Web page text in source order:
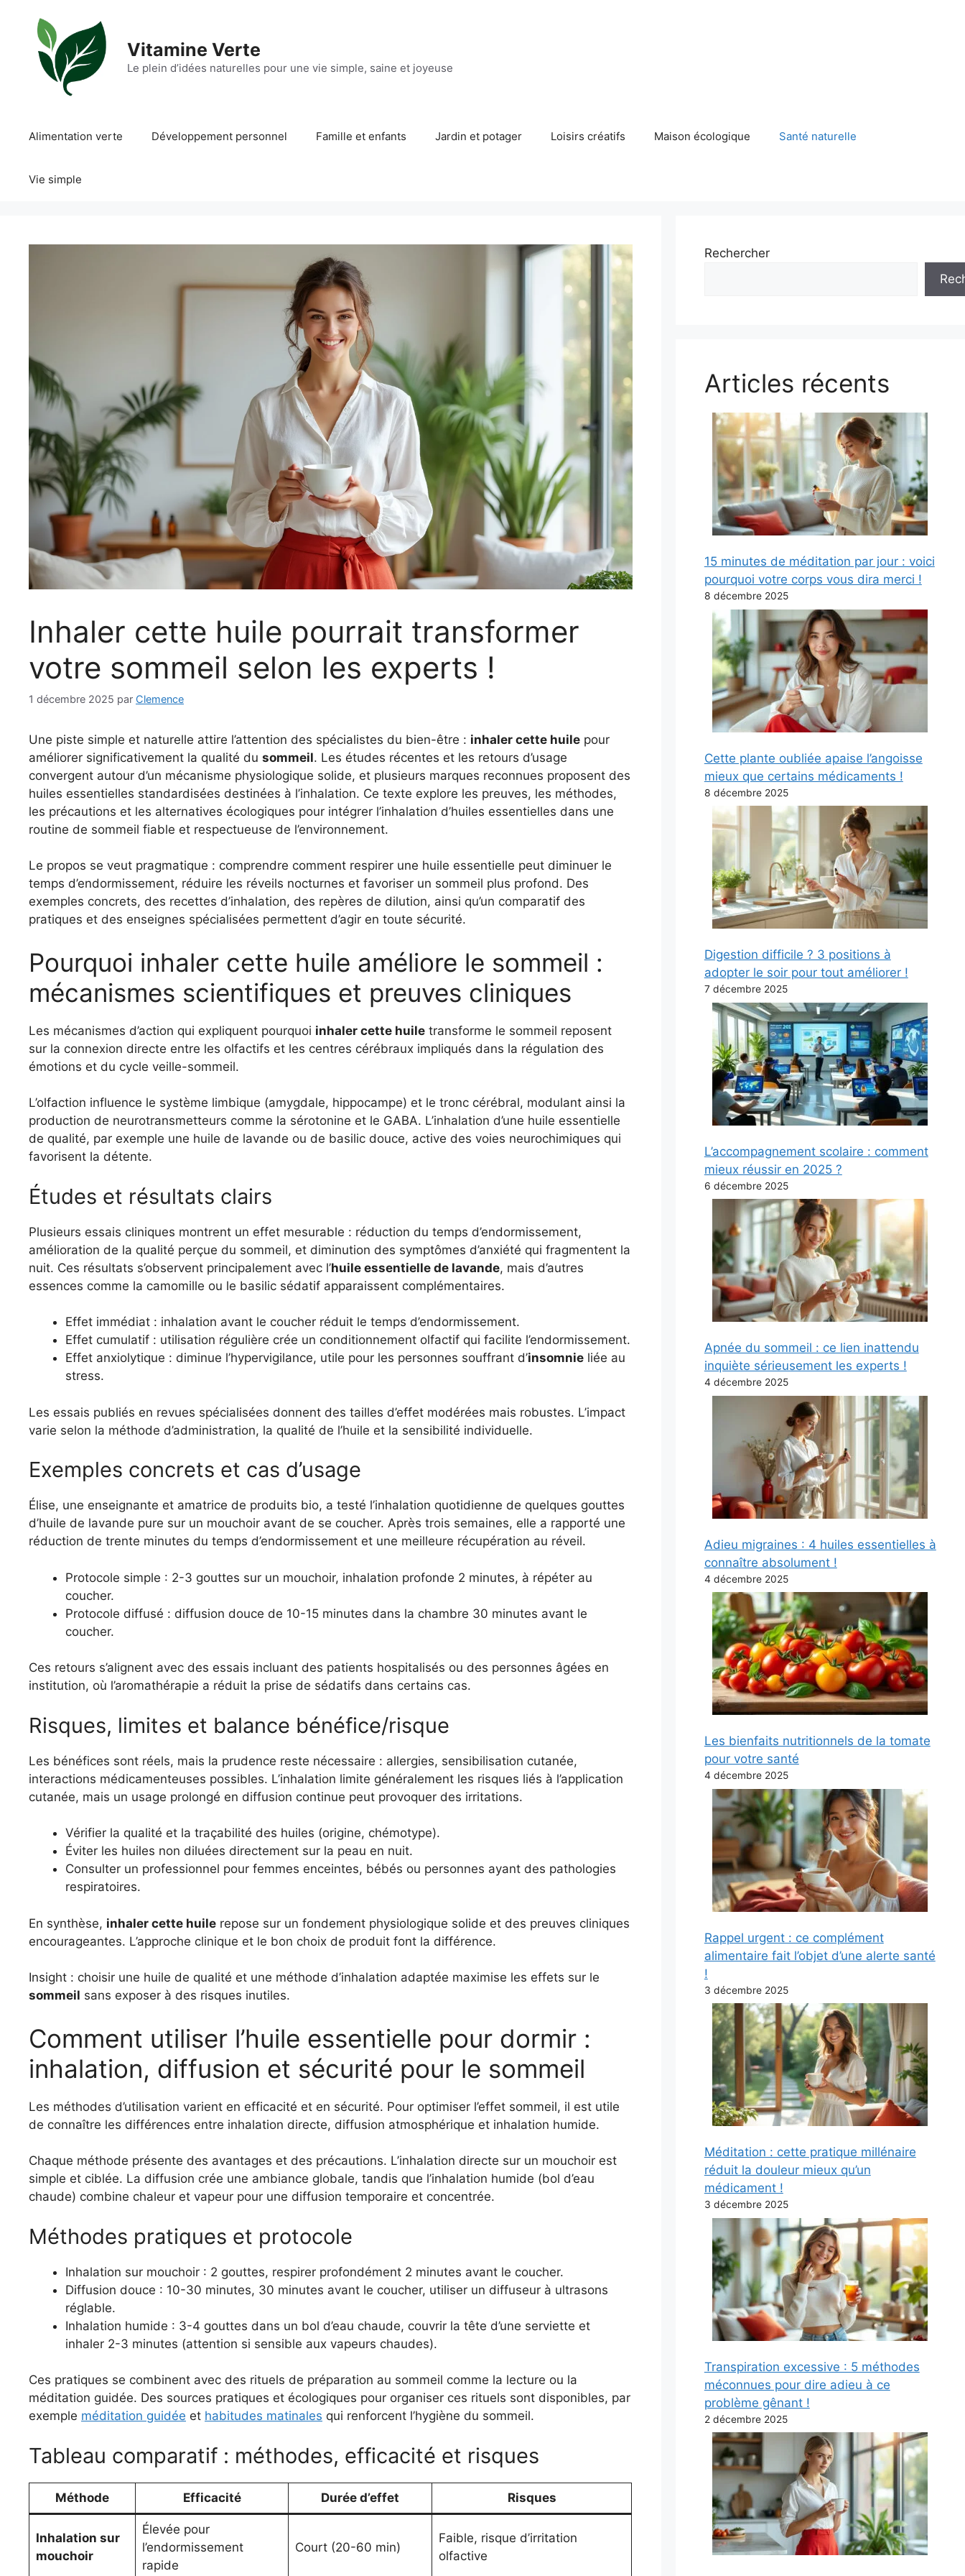
contenu
Vitamine Verte
Le plein d’idées naturelles pour une vie simple, saine et joyeuse
Alimentation verte Développement personnel Famille et enfants Jardin et potager Loisirs créatifs Maison écologique Santé naturelle
Vie simple
Inhaler cette huile pourrait transformer
votre sommeil selon les experts !
1 décembre 2025 par Clemence
Une piste simple et naturelle attire l’attention des spécialistes du bien-être : inhaler cette huile pour
améliorer significativement la qualité du sommeil. Les études récentes et les retours d’usage
convergent autour d’un mécanisme physiologique solide, et plusieurs marques reconnues proposent des
huiles essentielles standardisées destinées à l’inhalation. Ce texte explore les preuves, les méthodes,
les précautions et les alternatives écologiques pour intégrer l’inhalation d’huiles essentielles dans une
routine de sommeil fiable et respectueuse de l’environnement.
Le propos se veut pragmatique : comprendre comment respirer une huile essentielle peut diminuer le
temps d’endormissement, réduire les réveils nocturnes et favoriser un sommeil plus profond. Des
exemples concrets, des recettes d’inhalation, des repères de dilution, ainsi qu’un comparatif des
pratiques et des enseignes spécialisées permettent d’agir en toute sécurité.
Pourquoi inhaler cette huile améliore le sommeil :
mécanismes scientifiques et preuves cliniques
Les mécanismes d’action qui expliquent pourquoi inhaler cette huile transforme le sommeil reposent
sur la connexion directe entre les olfactifs et les centres cérébraux impliqués dans la régulation des
émotions et du cycle veille-sommeil.
L’olfaction influence le système limbique (amygdale, hippocampe) et le tronc cérébral, modulant ainsi la
production de neurotransmetteurs comme la sérotonine et le GABA. L’inhalation d’une huile essentielle
de qualité, par exemple une huile de lavande ou de basilic douce, active des voies neurochimiques qui
favorisent la détente.
Études et résultats clairs
Plusieurs essais cliniques montrent un effet mesurable : réduction du temps d’endormissement,
amélioration de la qualité perçue du sommeil, et diminution des symptômes d’anxiété qui fragmentent la
nuit. Ces résultats s’observent principalement avec l’huile essentielle de lavande, mais d’autres
essences comme la camomille ou le basilic sédatif apparaissent complémentaires.
Effet immédiat : inhalation avant le coucher réduit le temps d’endormissement.
Effet cumulatif : utilisation régulière crée un conditionnement olfactif qui facilite l’endormissement.
Effet anxiolytique : diminue l’hypervigilance, utile pour les personnes souffrant d’insomnie liée au
stress.
Les essais publiés en revues spécialisées donnent des tailles d’effet modérées mais robustes. L’impact
varie selon la méthode d’administration, la qualité de l’huile et la sensibilité individuelle.
Exemples concrets et cas d’usage
Élise, une enseignante et amatrice de produits bio, a testé l’inhalation quotidienne de quelques gouttes
d’huile de lavande pure sur un mouchoir avant de se coucher. Après trois semaines, elle a rapporté une
réduction de trente minutes du temps d’endormissement et une meilleure récupération au réveil.
Protocole simple : 2-3 gouttes sur un mouchoir, inhalation profonde 2 minutes, à répéter au
coucher.
Protocole diffusé : diffusion douce de 10-15 minutes dans la chambre 30 minutes avant le
coucher.
Ces retours s’alignent avec des essais incluant des patients hospitalisés ou des personnes âgées en
institution, où l’aromathérapie a réduit la prise de sédatifs dans certains cas.
Risques, limites et balance bénéfice/risque
Les bénéfices sont réels, mais la prudence reste nécessaire : allergies, sensibilisation cutanée,
interactions médicamenteuses possibles. L’inhalation limite généralement les risques liés à l’application
cutanée, mais un usage prolongé en diffusion continue peut provoquer des irritations.
Vérifier la qualité et la traçabilité des huiles (origine, chémotype).
Éviter les huiles non diluées directement sur la peau en nuit.
Consulter un professionnel pour femmes enceintes, bébés ou personnes ayant des pathologies
respiratoires.
En synthèse, inhaler cette huile repose sur un fondement physiologique solide et des preuves cliniques
encourageantes. L’approche clinique et le bon choix de produit font la différence.
Insight : choisir une huile de qualité et une méthode d’inhalation adaptée maximise les effets sur le
sommeil sans exposer à des risques inutiles.
Comment utiliser l’huile essentielle pour dormir :
inhalation, diffusion et sécurité pour le sommeil
Les méthodes d’utilisation varient en efficacité et en sécurité. Pour optimiser l’effet sommeil, il est utile
de connaître les différences entre inhalation directe, diffusion atmosphérique et inhalation humide.
Chaque méthode présente des avantages et des précautions. L’inhalation directe sur un mouchoir est
simple et ciblée. La diffusion crée une ambiance globale, tandis que l’inhalation humide (bol d’eau
chaude) combine chaleur et vapeur pour une diffusion temporaire et concentrée.
Méthodes pratiques et protocole
Inhalation sur mouchoir : 2 gouttes, respirer profondément 2 minutes avant le coucher.
Diffusion douce : 10-30 minutes, 30 minutes avant le coucher, utiliser un diffuseur à ultrasons
réglable.
Inhalation humide : 3-4 gouttes dans un bol d’eau chaude, couvrir la tête d’une serviette et
inhaler 2-3 minutes (attention si sensible aux vapeurs chaudes).
Ces pratiques se combinent avec des rituels de préparation au sommeil comme la lecture ou la
méditation guidée. Des sources pratiques et écologiques pour organiser ces rituels sont disponibles, par
exemple méditation guidée et habitudes matinales qui renforcent l’hygiène du sommeil.
Tableau comparatif : méthodes, efficacité et risques
Méthode Efficacité Durée d’effet Risques
Inhalation sur
mouchoir
Élevée pour
l’endormissement
rapide
Court (20-60 min)
Faible, risque d’irritation
olfactive
Rechercher
Articles récents
15 minutes de méditation par jour : voici
pourquoi votre corps vous dira merci !
8 décembre 2025
Cette plante oubliée apaise l’angoisse
mieux que certains médicaments !
8 décembre 2025
Digestion difficile ? 3 positions à
adopter le soir pour tout améliorer !
7 décembre 2025
L’accompagnement scolaire : comment
mieux réussir en 2025 ?
6 décembre 2025
Apnée du sommeil : ce lien inattendu
inquiète sérieusement les experts !
4 décembre 2025
Adieu migraines : 4 huiles essentielles à
connaître absolument !
4 décembre 2025
Les bienfaits nutritionnels de la tomate
pour votre santé
4 décembre 2025
Rappel urgent : ce complément
alimentaire fait l’objet d’une alerte santé
!
3 décembre 2025
Méditation : cette pratique millénaire
réduit la douleur mieux qu’un
médicament !
3 décembre 2025
Transpiration excessive : 5 méthodes
méconnues pour dire adieu à ce
problème gênant !
2 décembre 2025